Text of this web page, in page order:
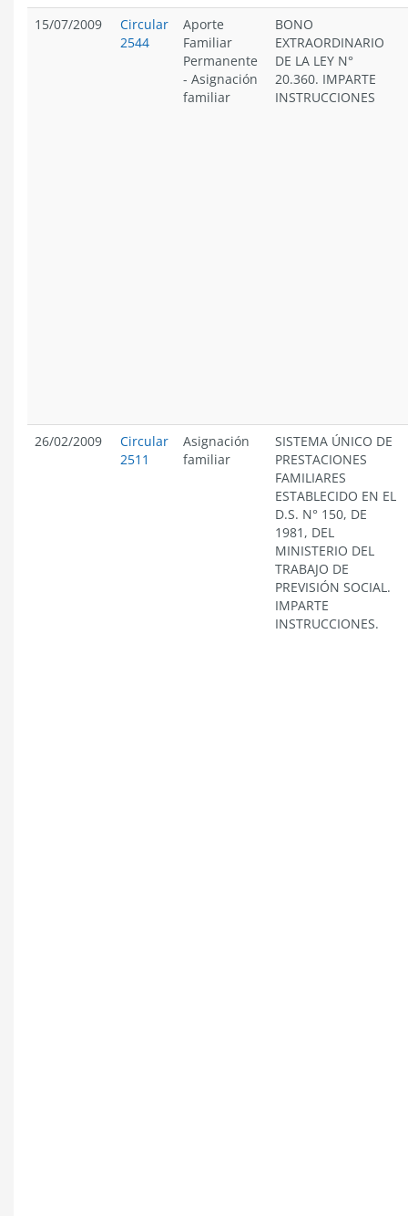
15/07/2009
Circular
2544
Aporte
Familiar
Permanente
- Asignación
familiar
BONO
EXTRAORDINARIO
DE LA LEY N°
20.360. IMPARTE
INSTRUCCIONES
26/02/2009
Circular
2511
Asignación
familiar
SISTEMA ÚNICO DE
PRESTACIONES
FAMILIARES
ESTABLECIDO EN EL
D.S. N° 150, DE
1981, DEL
MINISTERIO DEL
TRABAJO DE
PREVISIÓN SOCIAL.
IMPARTE
INSTRUCCIONES.